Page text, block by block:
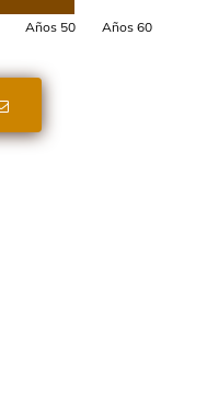
Años 50
Años 60